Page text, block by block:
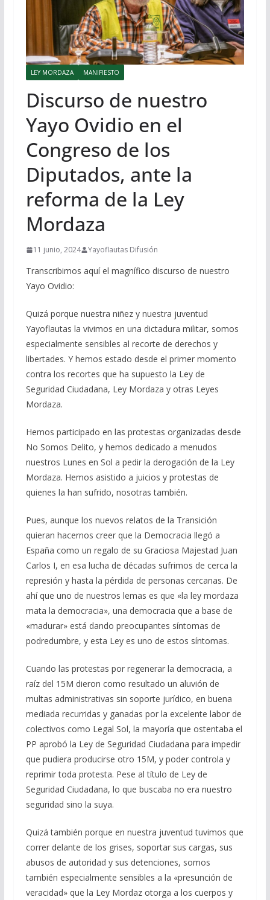
LEY MORDAZA MANIFIESTO
Discurso de nuestro
Yayo Ovidio en el
Congreso de los
Diputados, ante la
reforma de la Ley
Mordaza
11 junio, 2024 Yayoflautas Difusión
Transcribimos aquí el magnífico discurso de nuestro
Yayo Ovidio:
Quizá porque nuestra niñez y nuestra juventud
Yayoflautas la vivimos en una dictadura militar, somos
especialmente sensibles al recorte de derechos y
libertades. Y hemos estado desde el primer momento
contra los recortes que ha supuesto la Ley de
Seguridad Ciudadana, Ley Mordaza y otras Leyes
Mordaza.
Hemos participado en las protestas organizadas desde
No Somos Delito, y hemos dedicado a menudos
nuestros Lunes en Sol a pedir la derogación de la Ley
Mordaza. Hemos asistido a juicios y protestas de
quienes la han sufrido, nosotras también.
Pues, aunque los nuevos relatos de la Transición
quieran hacernos creer que la Democracia llegó a
España como un regalo de su Graciosa Majestad Juan
Carlos I, en esa lucha de décadas sufrimos de cerca la
represión y hasta la pérdida de personas cercanas. De
ahí que uno de nuestros lemas es que «la ley mordaza
mata la democracia», una democracia que a base de
«madurar» está dando preocupantes síntomas de
podredumbre, y esta Ley es uno de estos síntomas.
Cuando las protestas por regenerar la democracia, a
raíz del 15M dieron como resultado un aluvión de
multas administrativas sin soporte jurídico, en buena
mediada recurridas y ganadas por la excelente labor de
colectivos como Legal Sol, la mayoría que ostentaba el
PP aprobó la Ley de Seguridad Ciudadana para impedir
que pudiera producirse otro 15M, y poder controla y
reprimir toda protesta. Pese al título de Ley de
Seguridad Ciudadana, lo que buscaba no era nuestro
seguridad sino la suya.
Quizá también porque en nuestra juventud tuvimos que
correr delante de los grises, soportar sus cargas, sus
abusos de autoridad y sus detenciones, somos
también especialmente sensibles a la «presunción de
veracidad» que la Ley Mordaz otorga a los cuerpos y